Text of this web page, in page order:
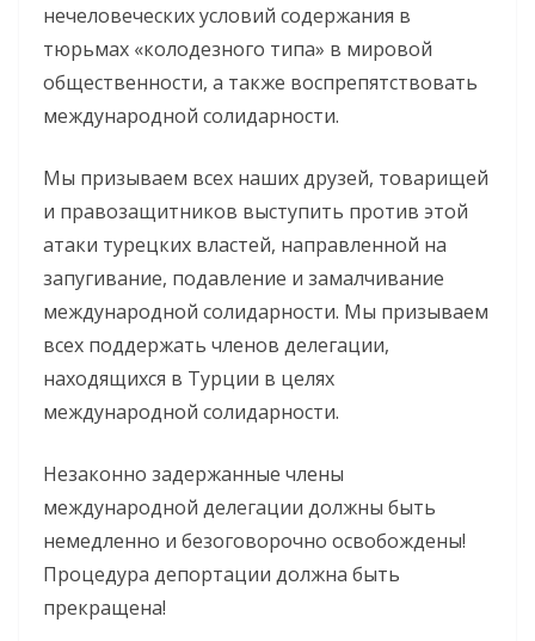
нечеловеческих условий содержания в
тюрьмах «колодезного типа» в мировой
общественности, а также воспрепятствовать
международной солидарности.
Мы призываем всех наших друзей, товарищей
и правозащитников выступить против этой
атаки турецких властей, направленной на
запугивание, подавление и замалчивание
международной солидарности. Мы призываем
всех поддержать членов делегации,
находящихся в Турции в целях
международной солидарности.
Незаконно задержанные члены
международной делегации должны быть
немедленно и безоговорочно освобождены!
Процедура депортации должна быть
прекращена!